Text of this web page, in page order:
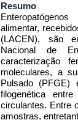
Resumo
alimentar,
(LACEN), são
Nacional de
caracterização
moleculares, a
Pulsado (PFGE)
filogenética
circulantes. Entre
amostras,